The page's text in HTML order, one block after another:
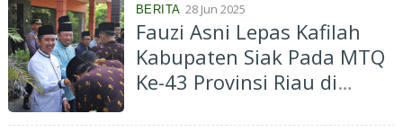
BERITA 28 Jun 2025
Fauzi Asni Lepas Kafilah
Kabupaten Siak Pada MTQ
Ke-43 Provinsi Riau di